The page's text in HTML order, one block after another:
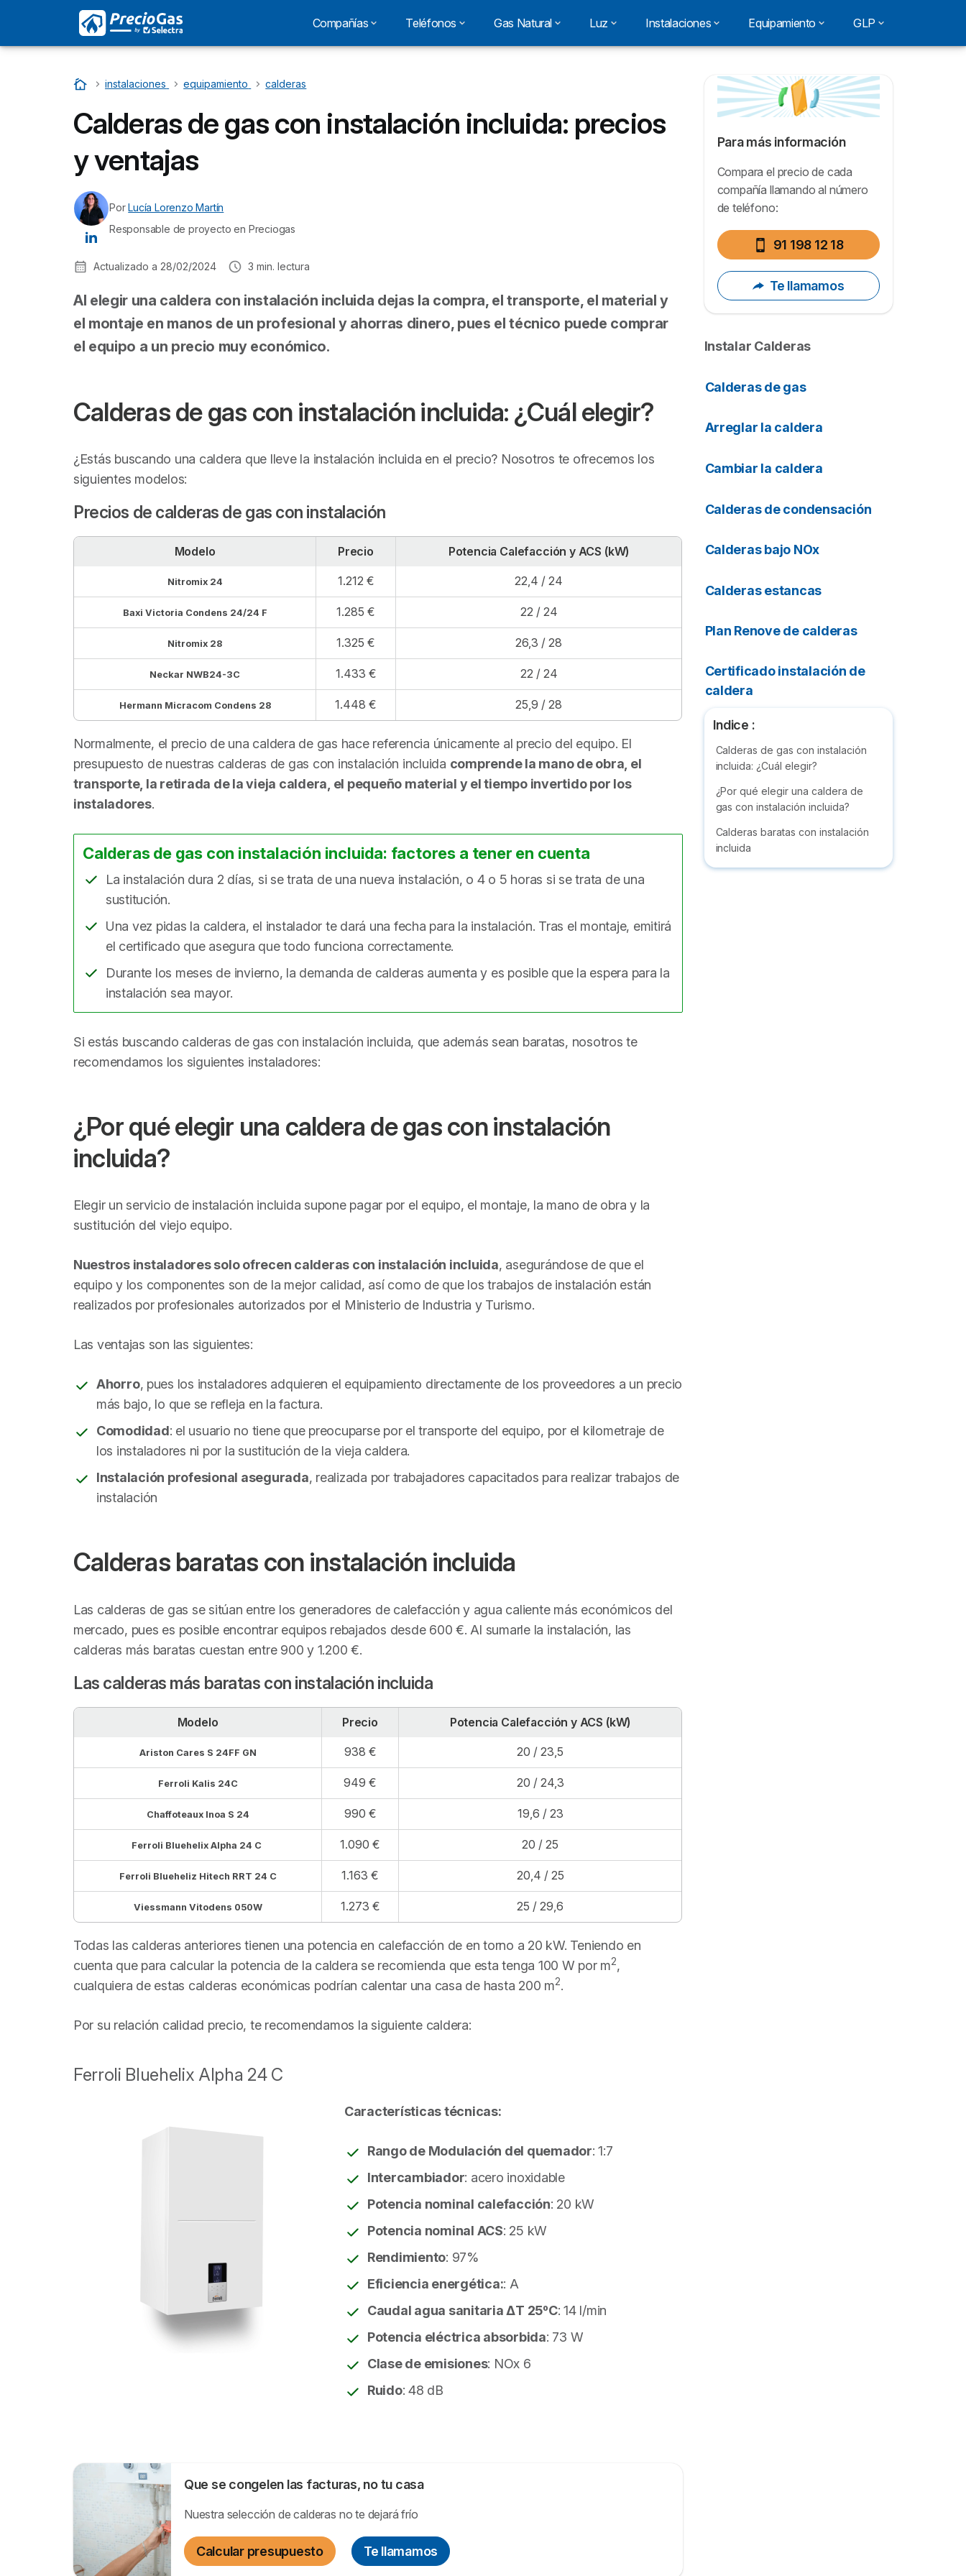
Compañías Teléfonos Gas Natural Luz Instalaciones Equipamiento GLP
Inicio
…
instalaciones …
equipamiento …
calderas
Calderas de gas con instalación incluida: precios
y ventajas
PorLucía Lorenzo Martín
Responsable de proyecto en Preciogas
Actualizado a 28/02/2024 3 min. lectura
Al elegir una caldera con instalación incluida dejas la compra, el transporte, el material y
el montaje en manos de un profesional y ahorras dinero, pues el técnico puede comprar
el equipo a un precio muy económico.
Calderas de gas con instalación incluida: ¿Cuál elegir?
¿Estás buscando una caldera que lleve la instalación incluida en el precio? Nosotros te ofrecemos los
siguientes modelos:
Precios de calderas de gas con instalación
Modelo Precio Potencia Calefacción y ACS (kW)
Nitromix 24 1.212 € 22,4 / 24
Baxi Victoria Condens 24/24 F 1.285 € 22 / 24
Nitromix 28 1.325 € 26,3 / 28
Neckar NWB24-3C 1.433 € 22 / 24
Hermann Micracom Condens 28 1.448 € 25,9 / 28
Normalmente, el precio de una caldera de gas hace referencia únicamente al precio del equipo. El
presupuesto de nuestras calderas de gas con instalación incluida comprende la mano de obra, el
transporte, la retirada de la vieja caldera, el pequeño material y el tiempo invertido por los
instaladores.
Calderas de gas con instalación incluida: factores a tener en cuenta
La instalación dura 2 días, si se trata de una nueva instalación, o 4 o 5 horas si se trata de una
sustitución.
Una vez pidas la caldera, el instalador te dará una fecha para la instalación. Tras el montaje, emitirá
el certificado que asegura que todo funciona correctamente.
Durante los meses de invierno, la demanda de calderas aumenta y es posible que la espera para la
instalación sea mayor.
Si estás buscando calderas de gas con instalación incluida, que además sean baratas, nosotros te
recomendamos los siguientes instaladores:
¿Por qué elegir una caldera de gas con instalación
incluida?
Elegir un servicio de instalación incluida supone pagar por el equipo, el montaje, la mano de obra y la
sustitución del viejo equipo.
Nuestros instaladores solo ofrecen calderas con instalación incluida, asegurándose de que el
equipo y los componentes son de la mejor calidad, así como de que los trabajos de instalación están
realizados por profesionales autorizados por el Ministerio de Industria y Turismo.
Las ventajas son las siguientes:
Ahorro, pues los instaladores adquieren el equipamiento directamente de los proveedores a un precio
más bajo, lo que se refleja en la factura.
Comodidad: el usuario no tiene que preocuparse por el transporte del equipo, por el kilometraje de
los instaladores ni por la sustitución de la vieja caldera.
Instalación profesional asegurada, realizada por trabajadores capacitados para realizar trabajos de
instalación
Calderas baratas con instalación incluida
Las calderas de gas se sitúan entre los generadores de calefacción y agua caliente más económicos del
mercado, pues es posible encontrar equipos rebajados desde 600 €. Al sumarle la instalación, las
calderas más baratas cuestan entre 900 y 1.200 €.
Las calderas más baratas con instalación incluida
Modelo Precio Potencia Calefacción y ACS (kW)
Ariston Cares S 24FF GN 938 € 20 / 23,5
Ferroli Kalis 24C 949 € 20 / 24,3
Chaffoteaux Inoa S 24 990 € 19,6 / 23
Ferroli Bluehelix Alpha 24 C 1.090 € 20 / 25
Ferroli Blueheliz Hitech RRT 24 C 1.163 € 20,4 / 25
Viessmann Vitodens 050W 1.273 € 25 / 29,6
Todas las calderas anteriores tienen una potencia en calefacción de en torno a 20 kW. Teniendo en
cuenta que para calcular la potencia de la caldera se recomienda que esta tenga 100 W por m2,
cualquiera de estas calderas económicas podrían calentar una casa de hasta 200 m2.
Por su relación calidad precio, te recomendamos la siguiente caldera:
Ferroli Bluehelix Alpha 24 C
Características técnicas:
Rango de Modulación del quemador: 1:7
Intercambiador: acero inoxidable
Potencia nominal calefacción: 20 kW
Potencia nominal ACS: 25 kW
Rendimiento: 97%
Eficiencia energética:: A
Caudal agua sanitaria ΔT 25ºC: 14 l/min
Potencia eléctrica absorbida: 73 W
Clase de emisiones: NOx 6
Ruido: 48 dB
Que se congelen las facturas, no tu casa
Nuestra selección de calderas no te dejará frío
Calcular presupuesto Te llamamos
Para más información
Compara el precio de cada
compañía llamando al número
de teléfono:
91 198 12 18
Te llamamos
Instalar Calderas
Calderas de gas
Arreglar la caldera
Cambiar la caldera
Calderas de condensación
Calderas bajo NOx
Calderas estancas
Plan Renove de calderas
Certificado instalación de
caldera
Indice :
Calderas de gas con instalación
incluida: ¿Cuál elegir?
¿Por qué elegir una caldera de
gas con instalación incluida?
Calderas baratas con instalación
incluida